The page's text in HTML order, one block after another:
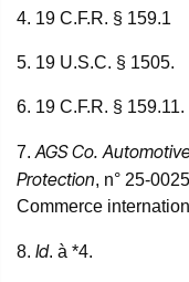
4. 19 C.F.R. § 159.1
5. 19 U.S.C. § 1505.
6. 19 C.F.R. § 159.11.
7. AGS Co.
Protection, n° 25-
Commerce
8. Id. à *4.